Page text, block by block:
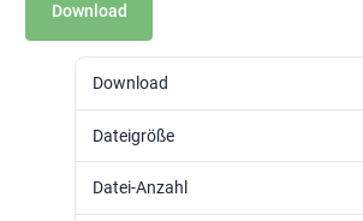
Download
Download
Dateigröße
Datei-Anzahl